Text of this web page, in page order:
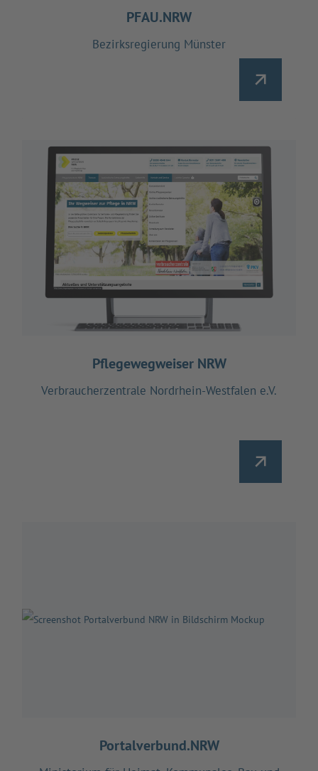
PFAU.NRW
Bezirksregierung Münster
Pflegewegweiser NRW
Verbraucherzentrale Nordrhein-Westfalen e.V.
Portalverbund.NRW